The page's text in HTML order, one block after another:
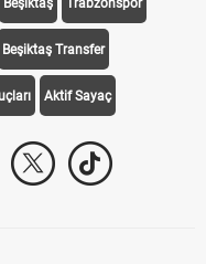
Aktif Sayaç